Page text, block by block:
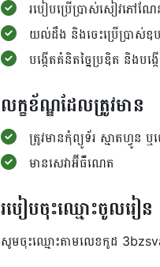
របៀបប្រើប្រាស់សៀវភៅណែ
យល់ដឹង និងចេះប្រើប្រាស់
បង្កើតគំនិតច្នៃប្រឌិត និងបង្ក
លក្ខខ័ណ្ឌដែលត្រូវមាន
ត្រូវមានកុំព្យូទ័រ ស្មាតហ្វូន
មានសេវាអ៊ីធឺំណេត
របៀបចុះឈ្មោះចូលរៀន
សូមចុះឈ្មោះតាមលេខកូដ